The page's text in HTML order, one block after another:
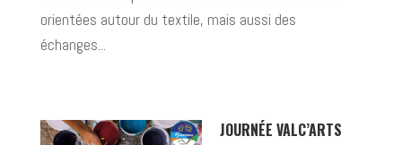
orientées autour du textile, mais aussi des
échanges...
JOURNÉE VALC’ARTS